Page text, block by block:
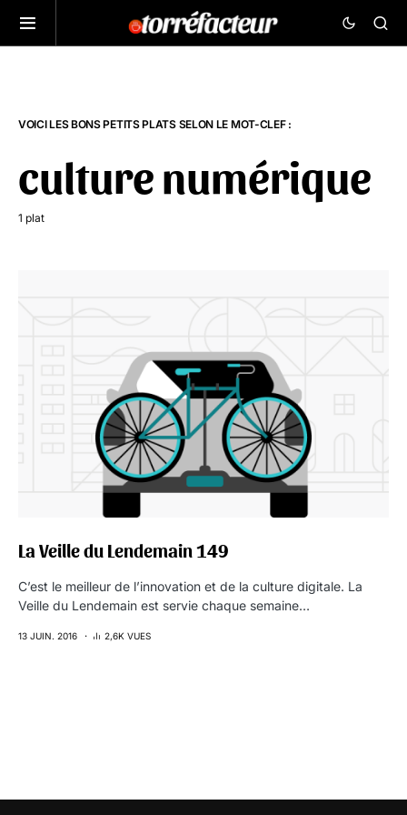
VOICI LES BONS PETITS PLATS SELON LE MOT-CLEF :
culture numérique
1 plat
La Veille du Lendemain 149
C’est le meilleur de l’innovation et de la culture digitale. La
Veille du Lendemain est servie chaque semaine…
13 JUIN. 2016 2,6K VUES